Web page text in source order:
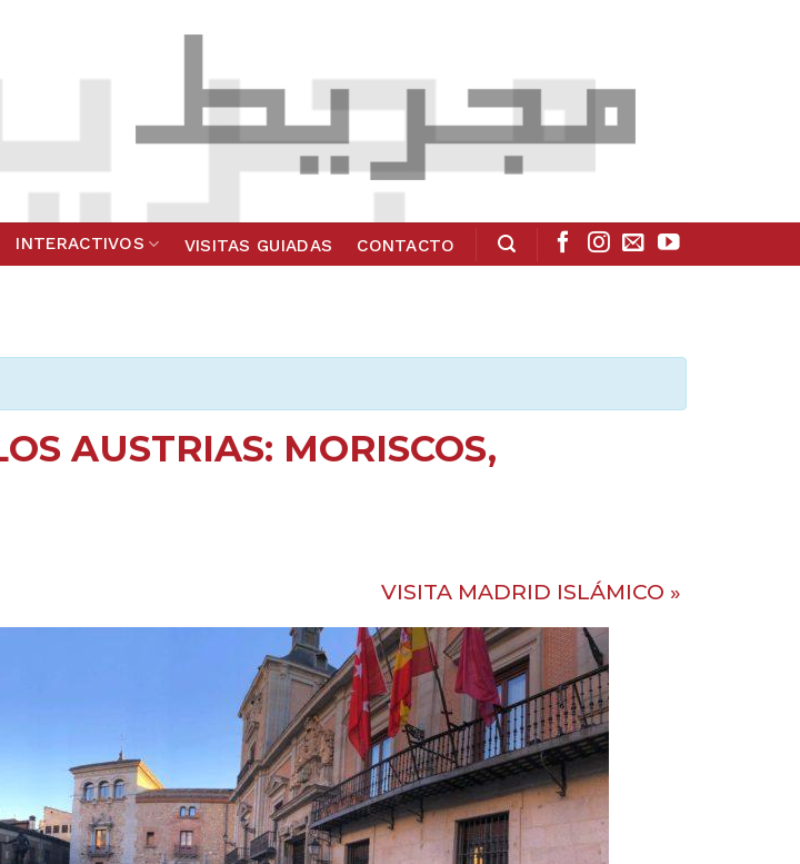
INTERACTIVOS VISITAS GUIADAS CONTACTO
AUSTRIAS: MORISCOS,
VISITA MADRID ISLÁMICO »